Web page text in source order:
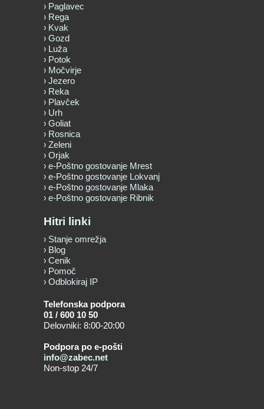
Paglavec
Rega
Kvak
Gozd
Luža
Potok
Močvirje
Jezero
Reka
Plavček
Urh
Goliat
Rosnica
Zeleni
Orjak
e-Poštno gostovanje Mrest
e-Poštno gostovanje Lokvanj
e-Poštno gostovanje Mlaka
e-Poštno gostovanje Ribnik
Hitri linki
Stanje omrežja
Blog
Cenik
Pomoč
Odblokiraj IP
Telefonska podpora
01 / 600 10 50
Delovniki: 8:00-20:00
Podpora po e-pošti
info@zabec.net
Non-stop 24/7